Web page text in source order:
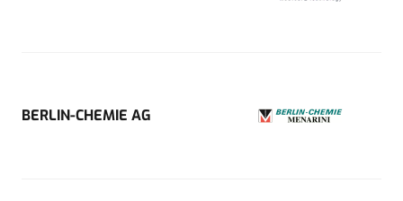
BERLIN-CHEMIE AG